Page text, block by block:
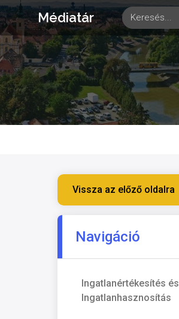
Médiatár
Vissza az előző oldalra
Navigáció
Ingatlanértékesítés és
Ingatlanhasznosítás